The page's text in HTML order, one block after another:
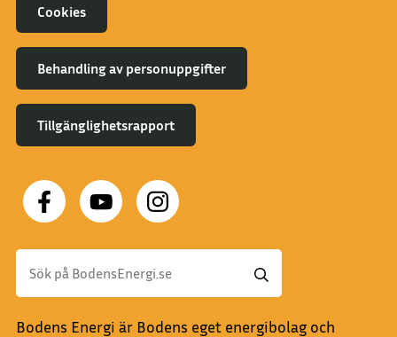
Cookies
Behandling av personuppgifter
Tillgänglighetsrapport
Bodens Energi är Bodens eget energibolag och